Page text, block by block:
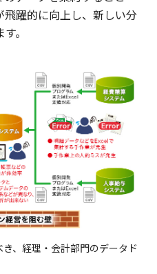
躍的に向上し、新しい分
。
、経理・会計部門のデータド